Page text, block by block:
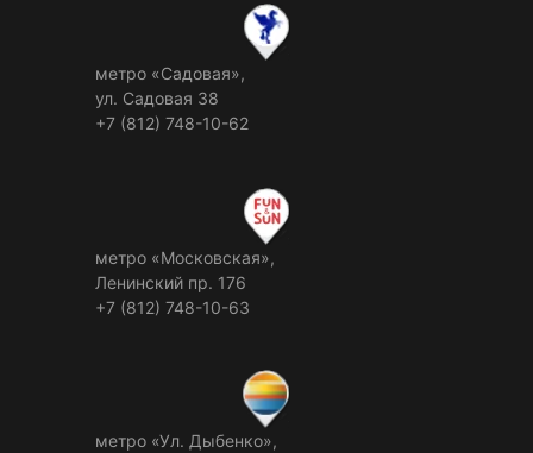
метро «Садовая»,
ул. Садовая 38
+7 (812) 748-10-62
метро «Московская»,
Ленинский пр. 176
+7 (812) 748-10-63
метро «Ул. Дыбенко»,